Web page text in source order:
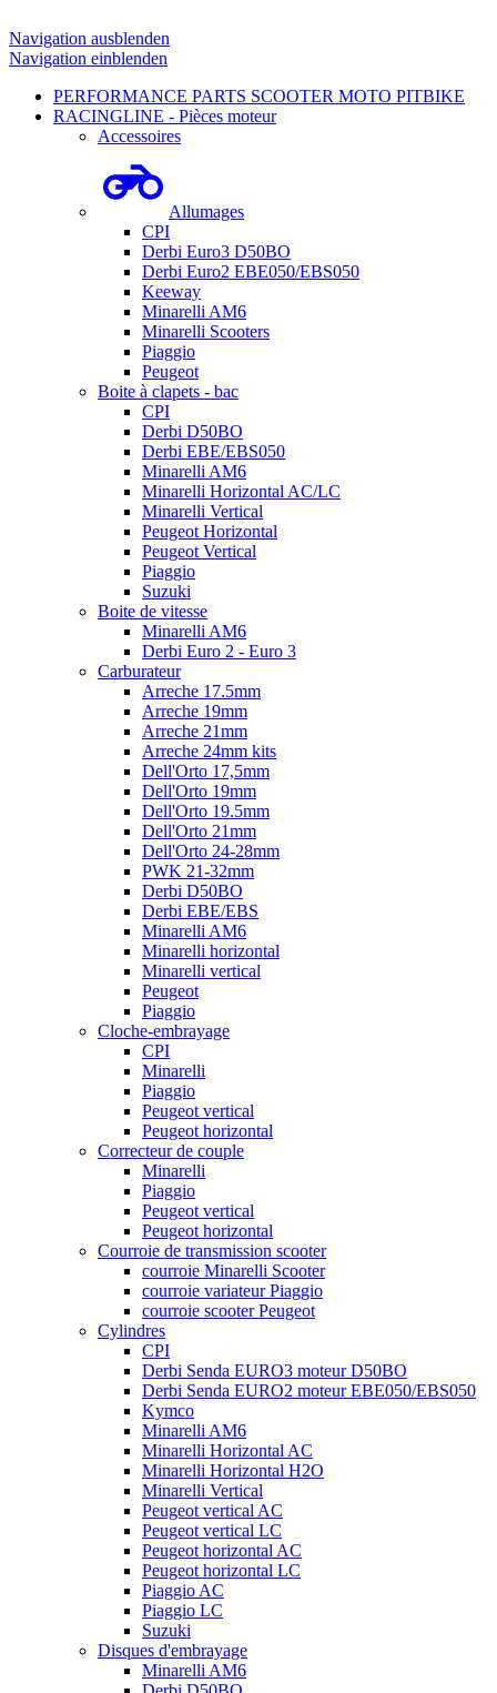
Navigation ausblenden
Navigation einblenden
PERFORMANCE PARTS SCOOTER MOTO PITBIKE
RACINGLINE - Pièces moteur
Accessoires
Allumages
CPI
Derbi Euro3 D50BO
Derbi Euro2 EBE050/EBS050
Keeway
Minarelli AM6
Minarelli Scooters
Piaggio
Peugeot
Boite à clapets - bac
CPI
Derbi D50BO
Derbi EBE/EBS050
Minarelli AM6
Minarelli Horizontal AC/LC
Minarelli Vertical
Peugeot Horizontal
Peugeot Vertical
Piaggio
Suzuki
Boite de vitesse
Minarelli AM6
Derbi Euro 2 - Euro 3
Carburateur
Arreche 17.5mm
Arreche 19mm
Arreche 21mm
Arreche 24mm kits
Dell'Orto 17,5mm
Dell'Orto 19mm
Dell'Orto 19.5mm
Dell'Orto 21mm
Dell'Orto 24-28mm
PWK 21-32mm
Derbi D50BO
Derbi EBE/EBS
Minarelli AM6
Minarelli horizontal
Minarelli vertical
Peugeot
Piaggio
Cloche-embrayage
CPI
Minarelli
Piaggio
Peugeot vertical
Peugeot horizontal
Correcteur de couple
Minarelli
Piaggio
Peugeot vertical
Peugeot horizontal
Courroie de transmission scooter
courroie Minarelli Scooter
courroie variateur Piaggio
courroie scooter Peugeot
Cylindres
CPI
Derbi Senda EURO3 moteur D50BO
Derbi Senda EURO2 moteur EBE050/EBS050
Kymco
Minarelli AM6
Minarelli Horizontal AC
Minarelli Horizontal H2O
Minarelli Vertical
Peugeot vertical AC
Peugeot vertical LC
Peugeot horizontal AC
Peugeot horizontal LC
Piaggio AC
Piaggio LC
Suzuki
Disques d'embrayage
Minarelli AM6